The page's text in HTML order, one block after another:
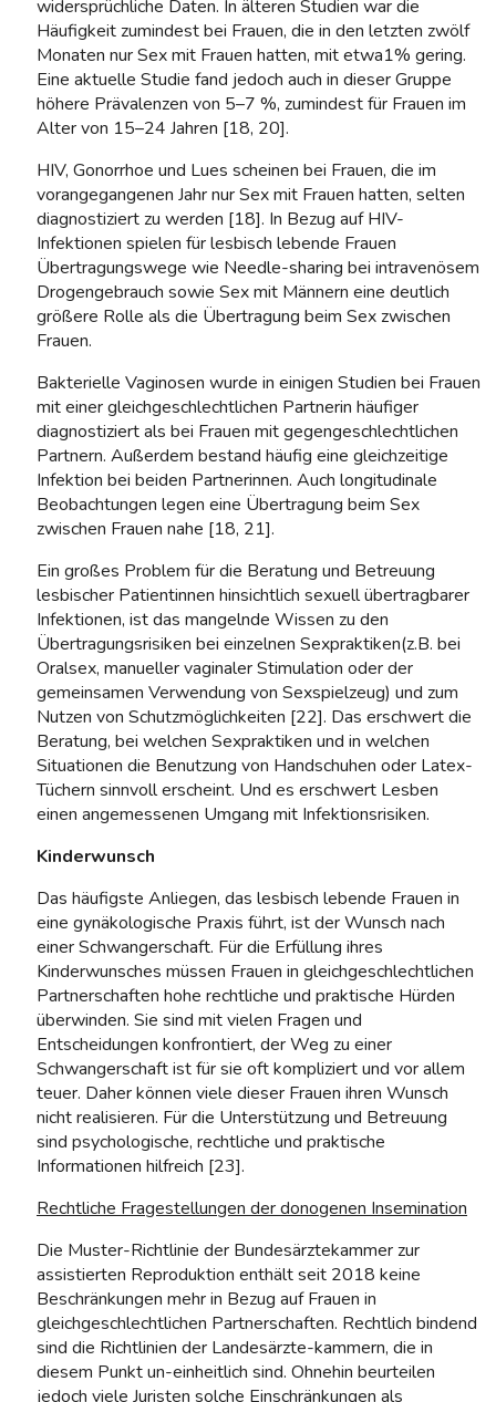
widersprüchliche Daten. In älteren Studien war die
Häufigkeit zumindest bei Frauen, die in den letzten zwölf
Monaten nur Sex mit Frauen hatten, mit etwa1% gering.
Eine aktuelle Studie fand jedoch auch in dieser Gruppe
höhere Prävalenzen von 5–7 %, zumindest für Frauen im
Alter von 15–24 Jahren [18, 20].
HIV, Gonorrhoe und Lues scheinen bei Frauen, die im
vorangegangenen Jahr nur Sex mit Frauen hatten, selten
diagnostiziert zu werden [18]. In Bezug auf HIV-
Infektionen spielen für lesbisch lebende Frauen
Übertragungswege wie Needle-sharing bei intravenösem
Drogengebrauch sowie Sex mit Männern eine deutlich
größere Rolle als die Übertragung beim Sex zwischen
Frauen.
Bakterielle Vaginosen wurde in einigen Studien bei Frauen
mit einer gleichgeschlechtlichen Partnerin häufiger
diagnostiziert als bei Frauen mit gegengeschlechtlichen
Partnern. Außerdem bestand häufig eine gleichzeitige
Infektion bei beiden Partnerinnen. Auch longitudinale
Beobachtungen legen eine Übertragung beim Sex
zwischen Frauen nahe [18, 21].
Ein großes Problem für die Beratung und Betreuung
lesbischer Patientinnen hinsichtlich sexuell übertragbarer
Infektionen, ist das mangelnde Wissen zu den
Übertragungsrisiken bei einzelnen Sexpraktiken(z.B. bei
Oralsex, manueller vaginaler Stimulation oder der
gemeinsamen Verwendung von Sexspielzeug) und zum
Nutzen von Schutzmöglichkeiten [22]. Das erschwert die
Beratung, bei welchen Sexpraktiken und in welchen
Situationen die Benutzung von Handschuhen oder Latex-
Tüchern sinnvoll erscheint. Und es erschwert Lesben
einen angemessenen Umgang mit Infektionsrisiken.
Kinderwunsch
Das häufigste Anliegen, das lesbisch lebende Frauen in
eine gynäkologische Praxis führt, ist der Wunsch nach
einer Schwangerschaft. Für die Erfüllung ihres
Kinderwunsches müssen Frauen in gleichgeschlechtlichen
Partnerschaften hohe rechtliche und praktische Hürden
überwinden. Sie sind mit vielen Fragen und
Entscheidungen konfrontiert, der Weg zu einer
Schwangerschaft ist für sie oft kompliziert und vor allem
teuer. Daher können viele dieser Frauen ihren Wunsch
nicht realisieren. Für die Unterstützung und Betreuung
sind psychologische, rechtliche und praktische
Informationen hilfreich [23].
Rechtliche Fragestellungen der donogenen Insemination
Die Muster-Richtlinie der Bundesärztekammer zur
assistierten Reproduktion enthält seit 2018 keine
Beschränkungen mehr in Bezug auf Frauen in
gleichgeschlechtlichen Partnerschaften. Rechtlich bindend
sind die Richtlinien der Landesärzte-kammern, die in
diesem Punkt un-einheitlich sind. Ohnehin beurteilen
jedoch viele Juristen solche Einschränkungen als